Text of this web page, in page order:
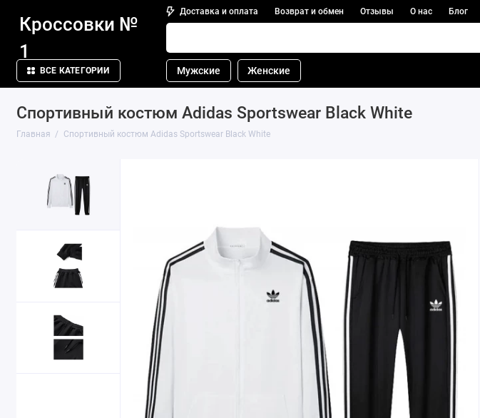
Доставка и оплата Возврат и обмен Отзывы О нас Блог
Кроссовки №
1
ВСЕ КАТЕГОРИИ Мужские Женские
Спортивный костюм Adidas Sportswear Black White
Главная Спортивный костюм Adidas Sportswear Black White